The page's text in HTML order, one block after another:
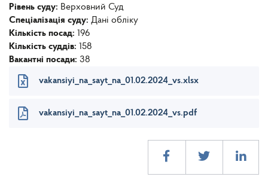
Рівень суду: Верховний Суд
Спеціалізація суду: Дані обліку
Кількість посад: 196
Кількість суддів: 158
Вакантні посади: 38
vakansiyi_na_sayt_na_01.02.2024_vs.xlsx
vakansiyi_na_sayt_na_01.02.2024_vs.pdf